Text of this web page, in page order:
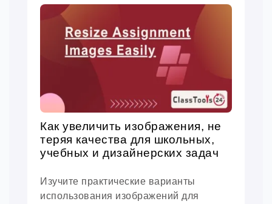
Как увеличить изображения, не
теряя качества для школьных,
учебных и дизайнерских задач
Изучите практические варианты
использования изображений для